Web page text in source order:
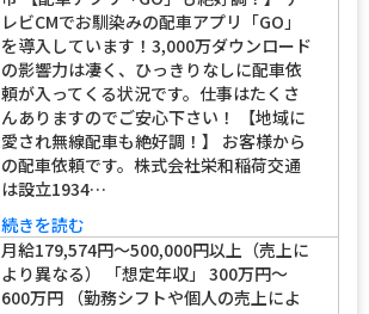
【契約期間】 期間の定めなし 具体的な仕
事内容 ◆営業方法◆ 「営業エリア」 仙台
市 【配車アプリ「GO」も絶好調！】 テ
レビCMでお馴染みの配車アプリ「GO」
を導入しています！3,000万ダウンロード
の影響力は凄く、ひっきりなしに配車依
頼が入ってくる状況です。仕事はたくさ
んありますのでご安心下さい！ 【地域に
愛され無線配車も絶好調！】 お客様から
の配車依頼です。株式会社栄和稲荷交通
は設立1934…
続きを読む